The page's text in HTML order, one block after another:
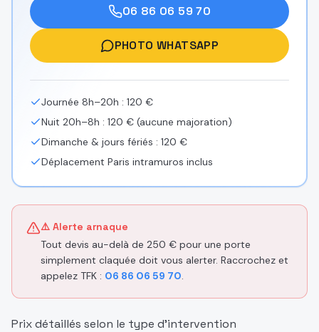
06 86 06 59 70
PHOTO WHATSAPP
Journée 8h–20h : 120 €
Nuit 20h–8h : 120 € (aucune majoration)
Dimanche & jours fériés : 120 €
Déplacement Paris intramuros inclus
⚠️ Alerte arnaque
Tout devis au-delà de 250 € pour une porte
simplement claquée doit vous alerter. Raccrochez et
appelez TFK : 06 86 06 59 70.
Prix détaillés selon le type d'intervention